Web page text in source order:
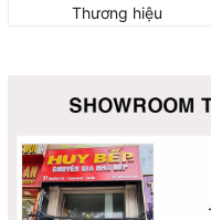
Thương hiệu